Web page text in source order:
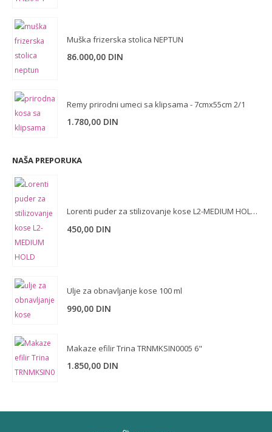
Muška frizerska stolica NEPTUN
86.000,00 DIN
Remy prirodni umeci sa klipsama - 7cmx55cm 2/1
1.780,00 DIN
NAŠA PREPORUKA
Lorenti puder za stilizovanje kose L2-MEDIUM HOLD 30 g
450,00 DIN
Ulje za obnavljanje kose 100 ml
990,00 DIN
Makaze efilir Trina TRNMKSIN0005 6"
1.850,00 DIN